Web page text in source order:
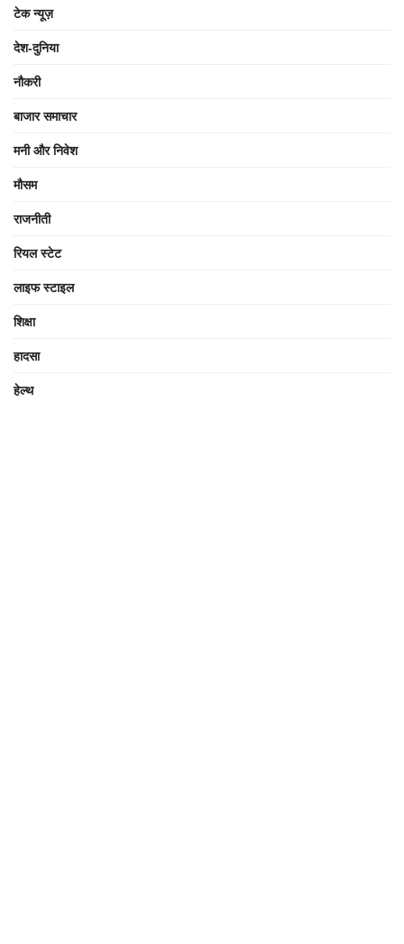
टेक न्यूज़
देश-दुनिया
नौकरी
बाजार समाचार
मनी और निवेश
मौसम
राजनीती
रियल स्टेट
लाइफ स्टाइल
शिक्षा
हादसा
हेल्थ